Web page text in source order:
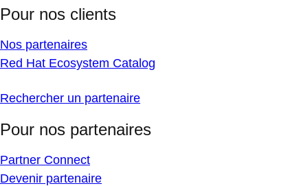
Pour nos clients
Nos partenaires
Red Hat Ecosystem Catalog
Rechercher un partenaire
Pour nos partenaires
Partner Connect
Devenir partenaire